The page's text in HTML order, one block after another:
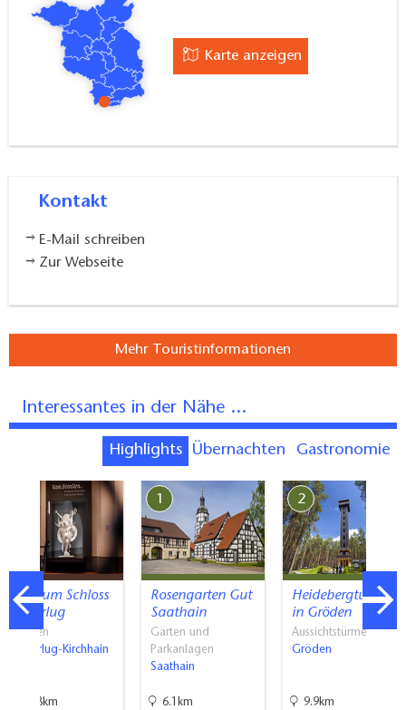
Karte anzeigen
Kontakt
E-Mail schreiben
Zur Webseite
Mehr Touristinformationen
Interessantes in der Nähe ...
Highlights Übernachten Gastronomie
Museum Schloss
Doberlug
Museen
Doberlug-Kirchhain
16.8km
1
Rosengarten Gut
Saathain
Gärten und
Parkanlagen
Saathain
6.1km
2
Heidebergturm
in Gröden
Aussichtstürme
Gröden
9.9km